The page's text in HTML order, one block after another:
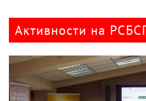
Активности на